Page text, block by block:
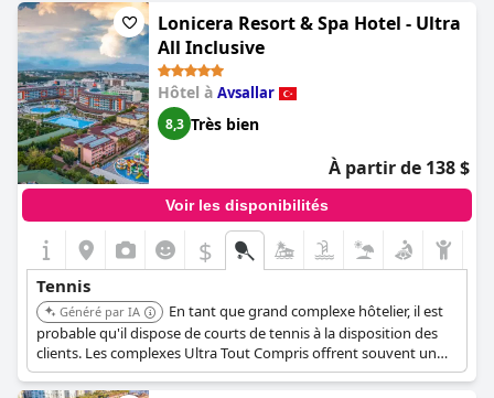
Lonicera Resort & Spa Hotel - Ultra
All Inclusive
Hôtel à Avsallar
8,3 Très bien
À partir de 138 $
Voir les disponibilités
$
Tennis
Généré par IA
En tant que grand complexe hôtelier, il est
probable qu'il dispose de courts de tennis à la disposition des
clients. Les complexes Ultra Tout Compris offrent souvent un
large éventail d'activités, et le tennis est une offre courante.